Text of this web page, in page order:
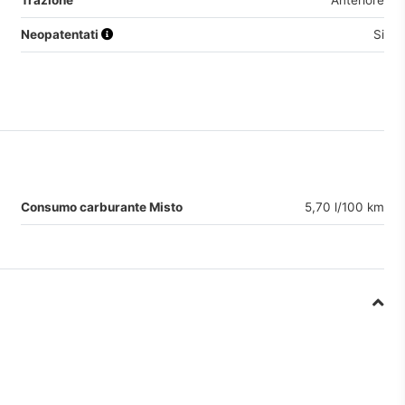
Neopatentati Si
Consumo carburante Misto 5,70 l/100 km